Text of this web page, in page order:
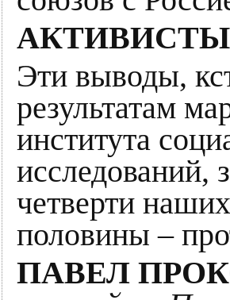
Эти выводы,
результатам
института
исследований,
четверти
половины –
ПАВЕЛ